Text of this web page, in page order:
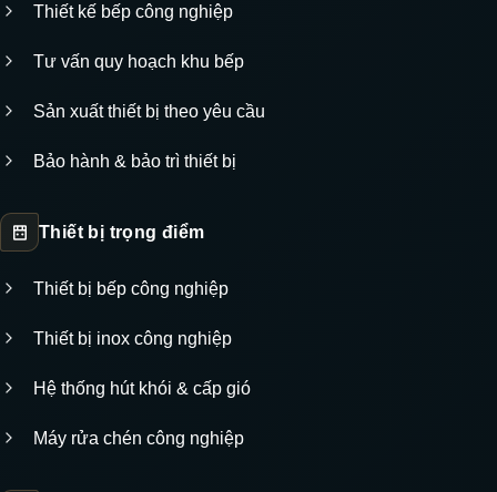
Thiết kế bếp công nghiệp
Tư vấn quy hoạch khu bếp
Sản xuất thiết bị theo yêu cầu
Bảo hành & bảo trì thiết bị
Thiết bị trọng điểm
Thiết bị bếp công nghiệp
Thiết bị inox công nghiệp
Hệ thống hút khói & cấp gió
Máy rửa chén công nghiệp